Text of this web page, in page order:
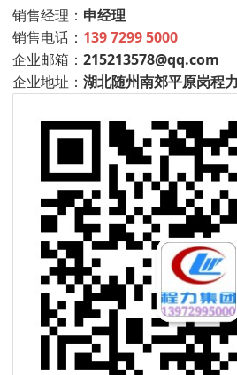
销售经理： 申经理
销售电话： 139 7299 5000
企业邮箱： 215213578@qq.com
企业地址： 湖北随州南郊平原岗程